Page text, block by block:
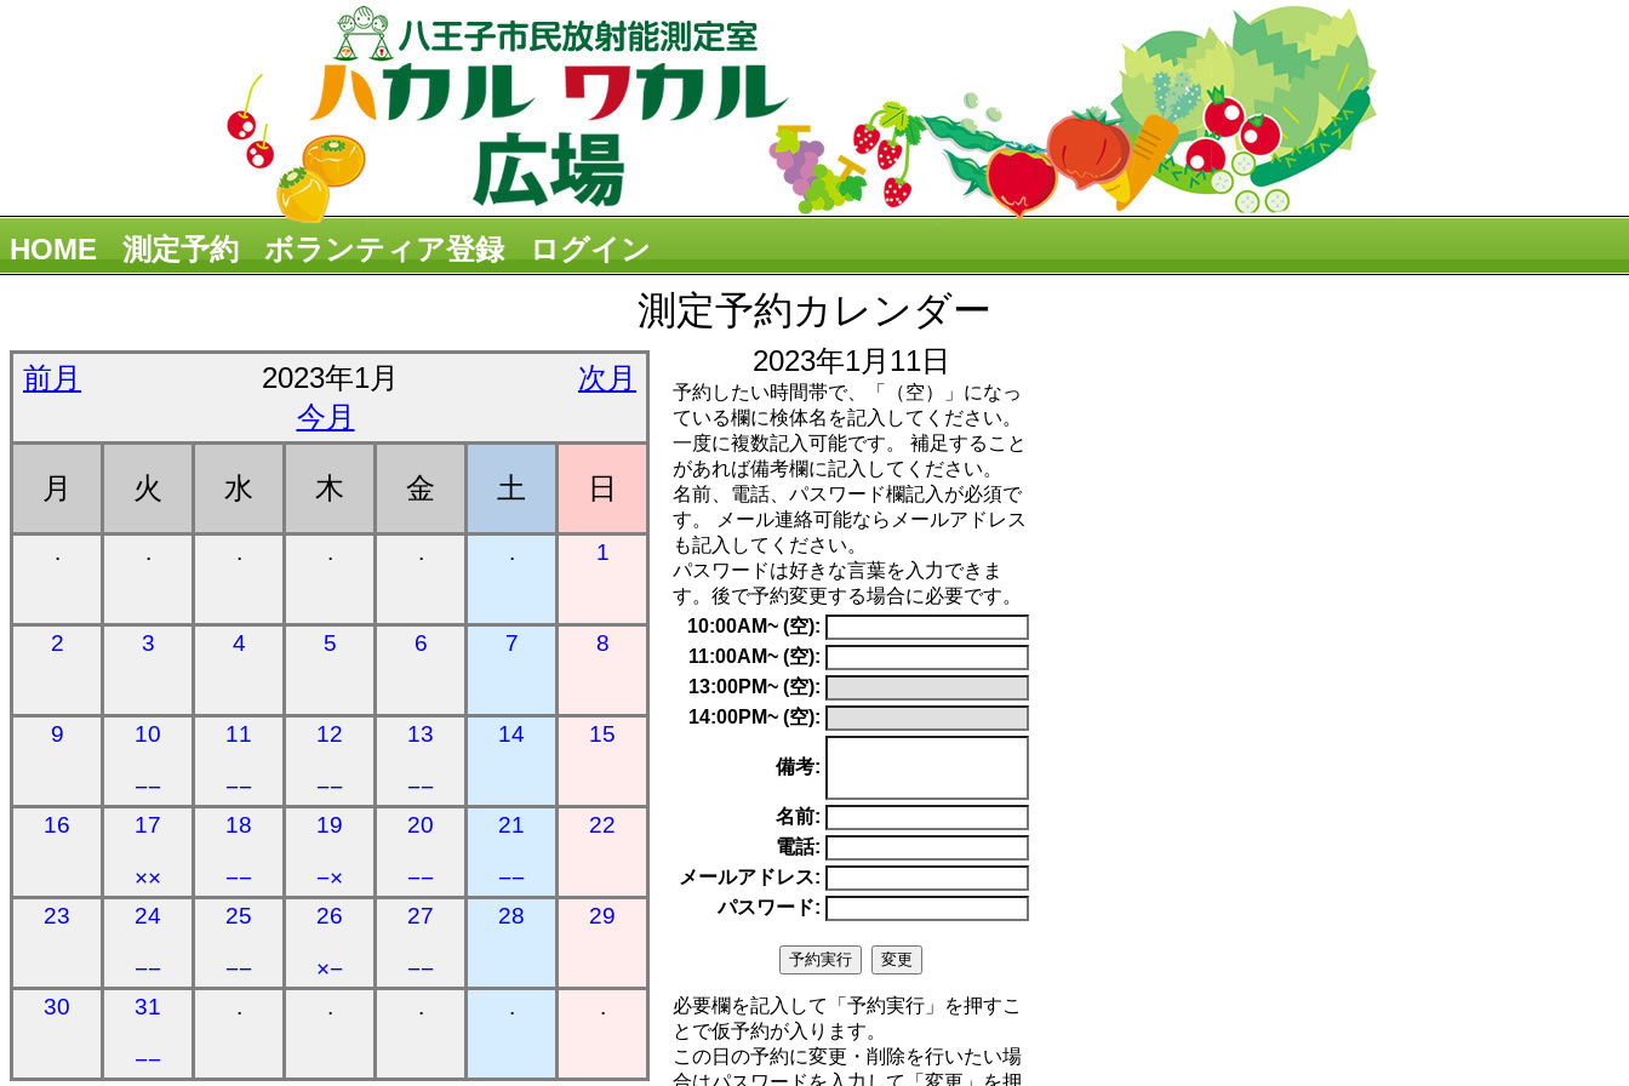
HOME 測定予約 ボランティア登録 ログイン
測定予約カレンダー
前月 2023年1月
次月
今月
月 火 水 木 金 土 日
. . . . . . 1
2 3 4 5 6 7 8
9 10
−−
11
−−
12
−−
13
−−
14 15
16 17
××
18
−−
19
−×
20
−−
21
−−
22
23 24
−−
25
−−
26
×−
27
−−
28 29
30 31
−−
. . . . .
2023年1月11日
予約したい時間帯で、「（空）」になっ
ている欄に検体名を記入してください。
一度に複数記入可能です。 補足すること
があれば備考欄に記入してください。
名前、電話、パスワード欄記入が必須で
す。 メール連絡可能ならメールアドレス
も記入してください。
パスワードは好きな言葉を入力できま
す。後で予約変更する場合に必要です。
10:00AM~ (空):
11:00AM~ (空):
13:00PM~ (空):
14:00PM~ (空):
備考:
名前:
電話:
メールアドレス:
パスワード:
必要欄を記入して「予約実行」を押すこ
とで仮予約が入ります。
この日の予約に変更・削除を行いたい場
合はパスワードを入力して「変更」を押